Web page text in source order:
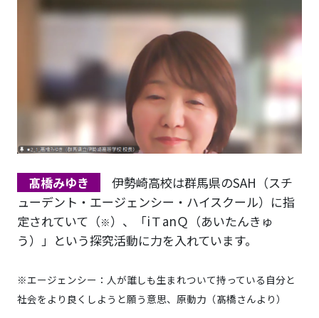
髙橋みゆき
伊勢崎高校は群馬県のSAH（スチ
ューデント・エージェンシー・ハイスクール）に指
定されていて（※）、「iＴanＱ（あいたんきゅ
う）」という探究活動に力を入れています。
※エージェンシー：人が誰しも生まれついて持っている自分と
社会をより良くしようと願う意思、原動力（髙橋さんより）